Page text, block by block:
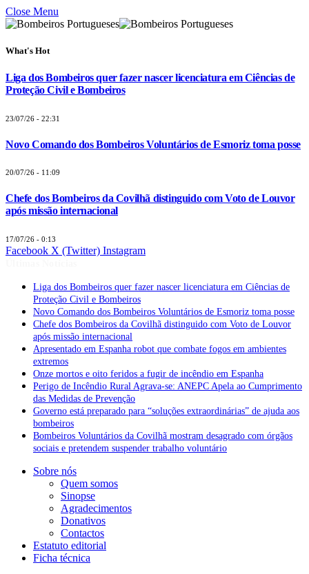
Close Menu
What's Hot
Liga dos Bombeiros quer fazer nascer licenciatura em Ciências de
Proteção Civil e Bombeiros
23/07/26 - 22:31
Novo Comando dos Bombeiros Voluntários de Esmoriz toma posse
20/07/26 - 11:09
Chefe dos Bombeiros da Covilhã distinguido com Voto de Louvor
após missão internacional
17/07/26 - 0:13
Facebook X (Twitter) Instagram
Liga dos Bombeiros quer fazer nascer licenciatura em Ciências de
Proteção Civil e Bombeiros
Novo Comando dos Bombeiros Voluntários de Esmoriz toma posse
Chefe dos Bombeiros da Covilhã distinguido com Voto de Louvor
após missão internacional
Apresentado em Espanha robot que combate fogos em ambientes
extremos
Onze mortos e oito feridos a fugir de incêndio em Espanha
Perigo de Incêndio Rural Agrava-se: ANEPC Apela ao Cumprimento
das Medidas de Prevenção
Governo está preparado para “soluções extraordinárias” de ajuda aos
bombeiros
Bombeiros Voluntários da Covilhã mostram desagrado com órgãos
sociais e pretendem suspender trabalho voluntário
Sobre nós
Quem somos
Sinopse
Agradecimentos
Donativos
Contactos
Estatuto editorial
Ficha técnica